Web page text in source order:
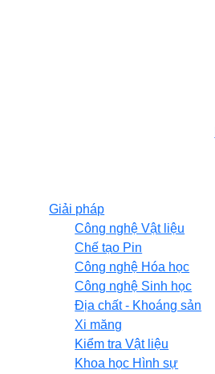
Giải pháp
Công nghệ Vật liệu
Chế tạo Pin
Công nghệ Hóa học
Công nghệ Sinh học
Địa chất - Khoáng sản
Xi măng
Kiểm tra Vật liệu
Khoa học Hình sự